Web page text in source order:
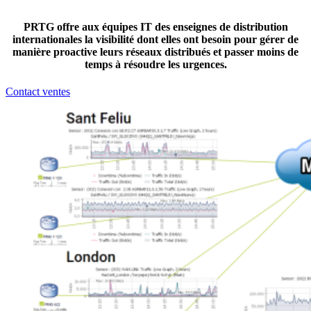
PRTG offre aux équipes IT des enseignes de distribution
internationales la visibilité dont elles ont besoin pour gérer de
manière proactive leurs réseaux distribués et passer moins de
temps à résoudre les urgences.
Contact ventes